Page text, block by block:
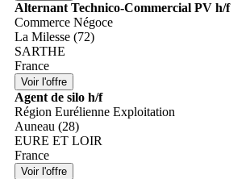
Alternant Technico-Commercial PV h/f
Commerce Négoce
La Milesse (72)
SARTHE
France
Agent de silo h/f
Région Eurélienne Exploitation
Auneau (28)
EURE ET LOIR
France